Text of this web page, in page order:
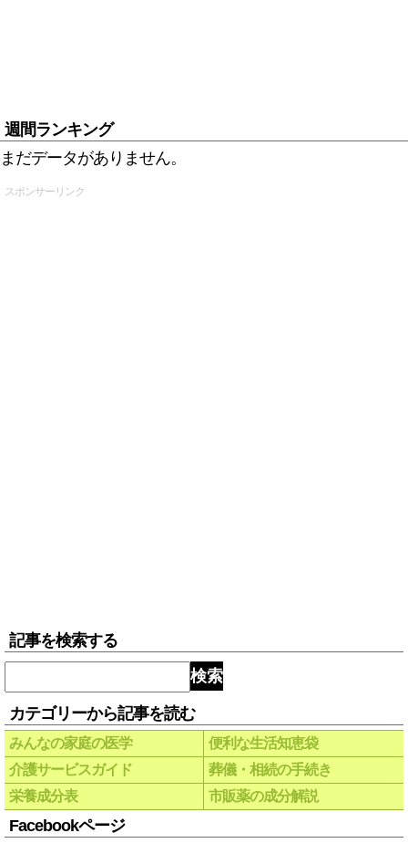
週間ランキング
まだデータがありません。
スポンサーリンク
記事を検索する
検索
カテゴリーから記事を読む
みんなの家庭の医学
便利な生活知恵袋
介護サービスガイド
葬儀・相続の手続き
栄養成分表
市販薬の成分解説
Facebookページ